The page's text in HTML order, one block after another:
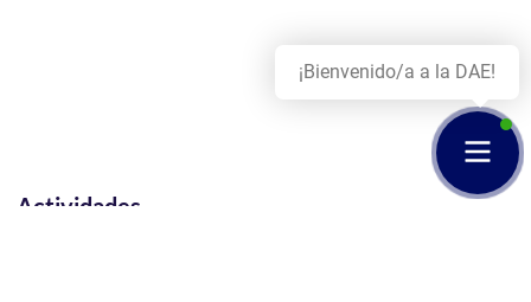
Actividades
¡Bienvenido/a a la DAE!